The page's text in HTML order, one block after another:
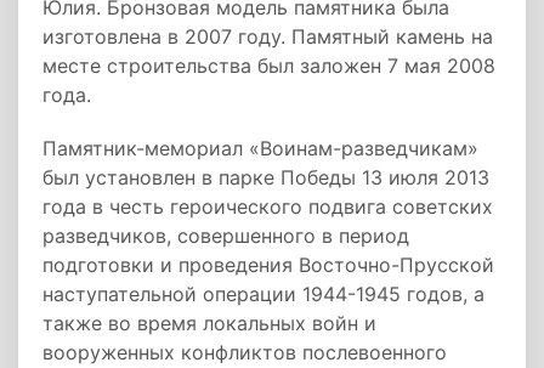
Юлия. Бронзовая модель памятника была
изготовлена в 2007 году. Памятный камень на
месте строительства был заложен 7 мая 2008
года.
Памятник-мемориал «Воинам-разведчикам»
был установлен в парке Победы 13 июля 2013
года в честь героического подвига советских
разведчиков, совершенного в период
подготовки и проведения Восточно-Прусской
наступательной операции 1944-1945 годов, а
также во время локальных войн и
вооруженных конфликтов послевоенного